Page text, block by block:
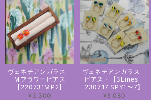
ヴェネチアンガラス
Ｍフラワーピアス
【220731MP2】
¥3,300
ヴェネチアンガラス
ピアス・【3Lines
230717 SPY1〜7】
¥3,080